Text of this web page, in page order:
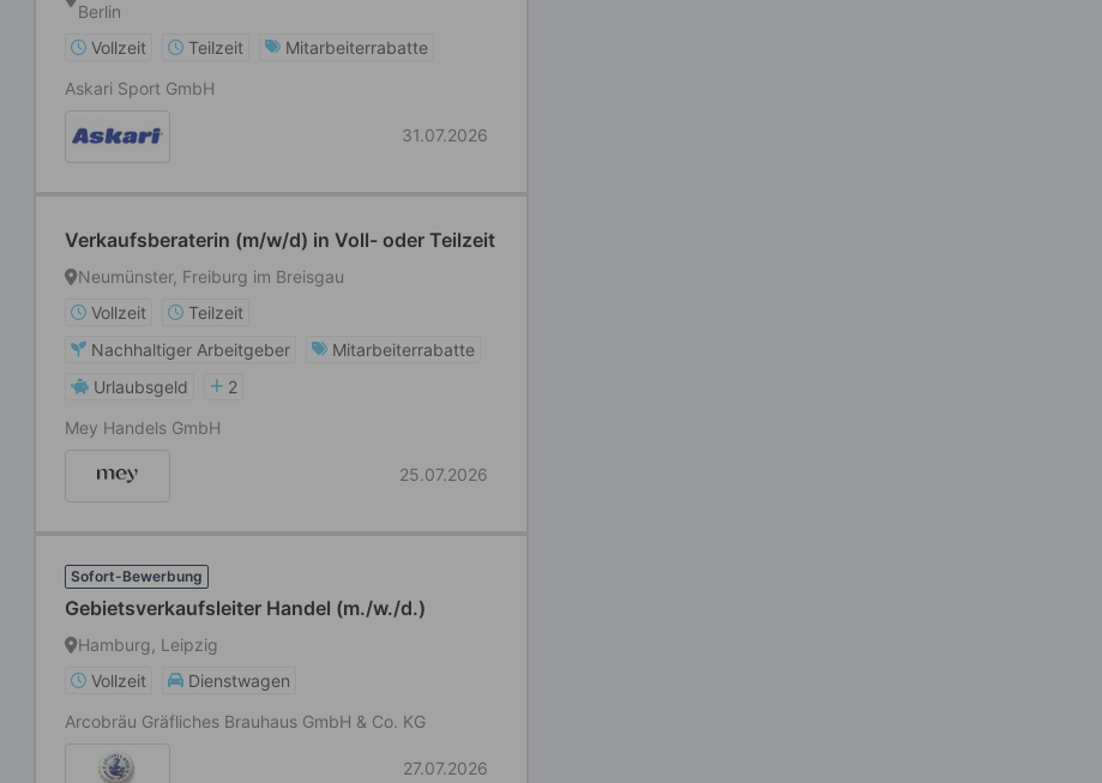
Berlin
Vollzeit
Teilzeit
Mitarbeiterrabatte
Askari Sport GmbH
31.07.2026
Verkaufsberaterin (m/w/d) in Voll- oder Teilzeit
Neumünster, Freiburg im Breisgau
Vollzeit
Teilzeit
Nachhaltiger Arbeitgeber
Mitarbeiterrabatte
Urlaubsgeld
2
Mey Handels GmbH
25.07.2026
Sofort-Bewerbung
Gebietsverkaufsleiter Handel (m./w./d.)
Hamburg, Leipzig
Vollzeit
Dienstwagen
Arcobräu Gräfliches Brauhaus GmbH & Co. KG
27.07.2026